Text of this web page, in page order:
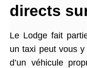
directs
Le Lodge fait
un taxi peut vous
d’un véhicule